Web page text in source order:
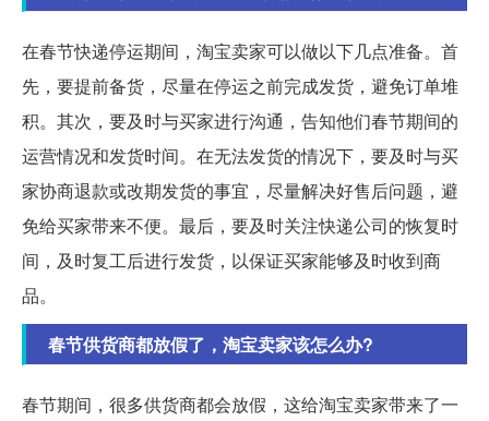
在春节快递停运期间，淘宝卖家可以做以下几点准备。首
先，要提前备货，尽量在停运之前完成发货，避免订单堆
积。其次，要及时与买家进行沟通，告知他们春节期间的
运营情况和发货时间。在无法发货的情况下，要及时与买
家协商退款或改期发货的事宜，尽量解决好售后问题，避
免给买家带来不便。最后，要及时关注快递公司的恢复时
间，及时复工后进行发货，以保证买家能够及时收到商
品。
春节供货商都放假了，淘宝卖家该怎么办?
春节期间，很多供货商都会放假，这给淘宝卖家带来了一